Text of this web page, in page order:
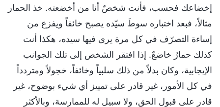
إخضاعك فحسب، فأنت شخصٌ أنا من أخضعته. خذ الحمار
مثالاً، فبعد اختباره سوطَ سيّده يصبح خائفاً ويفزع من
إساءة التصرّف في كل مرة يرى فيها سيده، هكذا أنت
كذلك حمارٌ خاضعٌ. إذا افتقر الشخص إلى تلك الجوانب
الإيجابية، وكان بدلاً من ذلك سلبياً وخائفاً، خجولاً ومتردداً
في كل الأمور، غير قادر على تمييز أي شيء بوضوح، غير
قادر على قبول الحق، ولا سبيل له للممارسة، وبالأكثر